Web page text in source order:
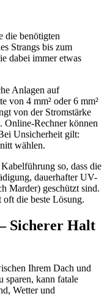
die benötigten
Strangs bis zum
dabei immer etwas
Anlagen auf
von 4 mm² oder 6 mm²
von der Stromstärke
Online-Rechner können
Unsicherheit gilt:
wählen.
so, dass die
dauerhafter UV-
Marder) geschützt sind.
die beste Lösung.
Sicherer Halt
Ihrem Dach und
sparen, kann fatale
Wetter und